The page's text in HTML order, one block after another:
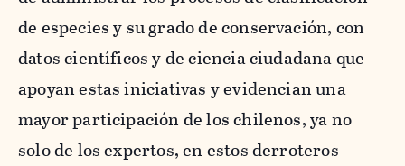
de especies y su grado de conservación, con
datos científicos y de ciencia ciudadana que
apoyan estas iniciativas y evidencian una
mayor participación de los chilenos, ya no
solo de los expertos, en estos derroteros